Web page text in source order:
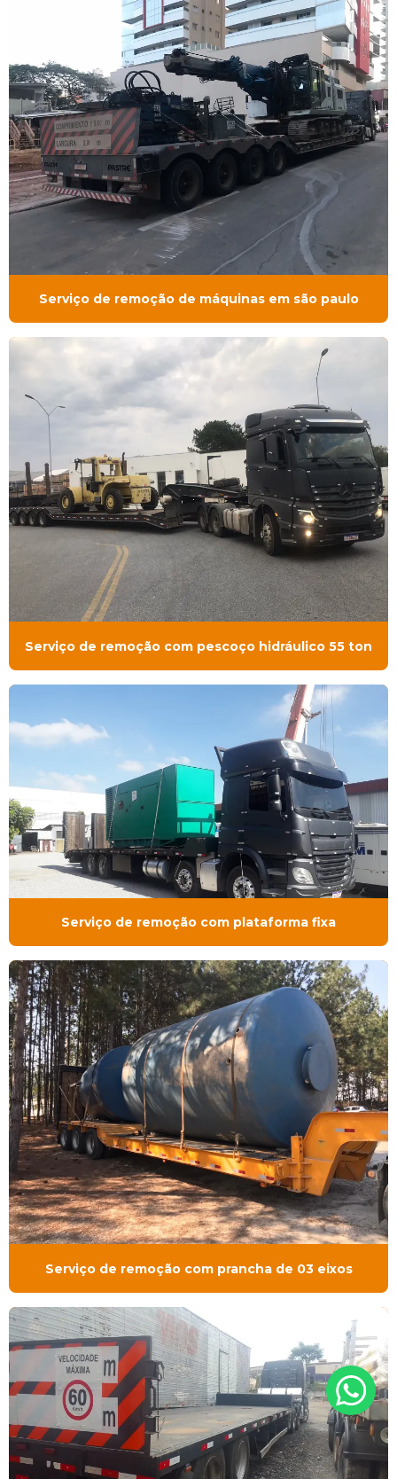
Serviço de remoção de máquinas em são paulo
Serviço de remoção com pescoço hidráulico 55 ton
Serviço de remoção com plataforma fixa
Serviço de remoção com prancha de 03 eixos